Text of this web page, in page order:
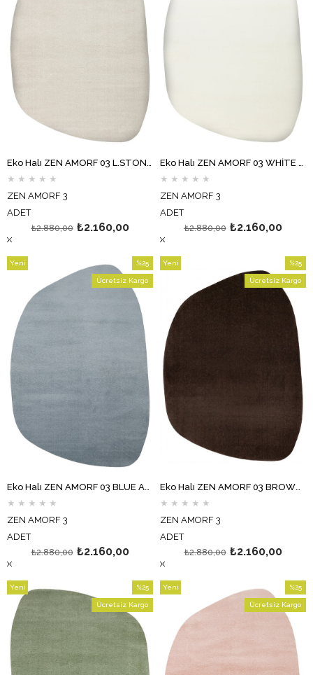
★ ★ ★ ★ ★
ZEN AMORF 3
ADET
₺2.160,00
₺2.880,00
★ ★ ★ ★ ★
ZEN AMORF 3
ADET
₺2.160,00
₺2.880,00
Eko Halı ZEN AMORF 03 BLUE Amorf Kesim Hav Toz Vermez Yumuşak Dokulu Salon Halısı Oturma Odası Halısı Yatak Odası Halısı Koridor Halısı Mutfak Halısı Modern Makine Halısı
★ ★ ★ ★ ★
ZEN AMORF 3
ADET
₺2.160,00
₺2.880,00
%25
İndirim
%25İndirim
Ücretsiz Kargo
Yeni
Eko Halı ZEN AMORF 03 BROWN Amorf Kesim Hav Toz Vermez Yumuşak Dokulu Salon Halısı Oturma Odası Halısı Yatak Odası Halısı Koridor Halısı Mutfak Halısı Modern Makine Halısı
★ ★ ★ ★ ★
ZEN AMORF 3
ADET
₺2.160,00
₺2.880,00
%25
İndirim
Ücretsiz Kargo
Yeni
%25
İndirim
%25İndirim
Ücretsiz Kargo
Yeni
Ürün
%25
İndirim
Ücretsiz Kargo
Yeni